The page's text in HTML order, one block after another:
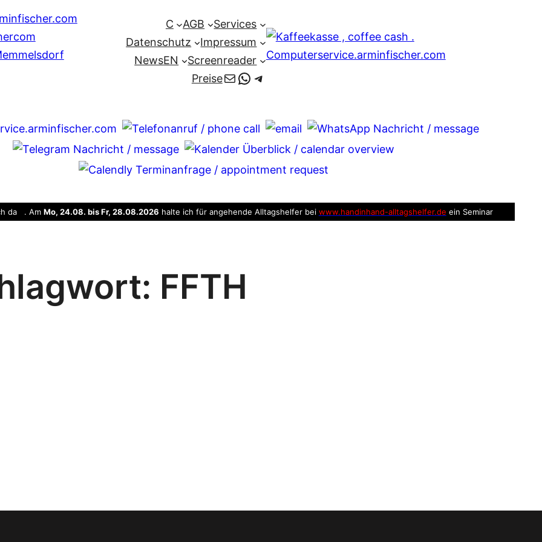
C AGB
Services
Datenschutz
Impressum
NewsEN
Screenreader
PreiseE-MailWhatsApp
Telegram
da . Am Mo, 24.08. bis Fr, 28.08.2026 halte ich für angehende Alltagshelfer bei www.handinhand-alltagshelfer.de ein Seminar
FFTH